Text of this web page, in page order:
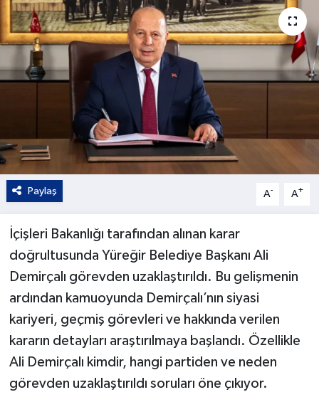
Paylaş A- A+
İçişleri Bakanlığı tarafından alınan karar
doğrultusunda Yüreğir Belediye Başkanı Ali
Demirçalı görevden uzaklaştırıldı. Bu gelişmenin
ardından kamuoyunda Demirçalı’nın siyasi
kariyeri, geçmiş görevleri ve hakkında verilen
kararın detayları araştırılmaya başlandı. Özellikle
Ali Demirçalı kimdir, hangi partiden ve neden
görevden uzaklaştırıldı soruları öne çıkıyor.